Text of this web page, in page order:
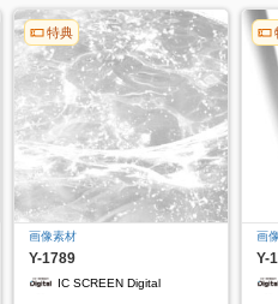
特典
画像素材
Y-1789
IC SCREEN Digital
画
Y-